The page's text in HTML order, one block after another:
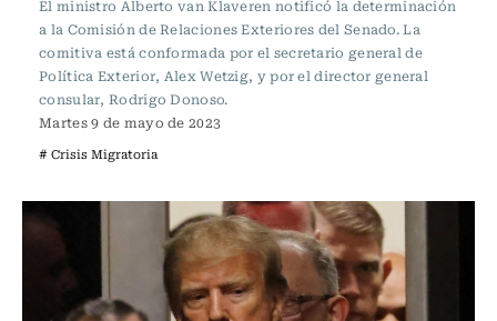
El ministro Alberto van Klaveren notificó la determinación
a la Comisión de Relaciones Exteriores del Senado. La
comitiva está conformada por el secretario general de
Política Exterior, Alex Wetzig, y por el director general
consular, Rodrigo Donoso.
Martes 9 de mayo de 2023
# Crisis Migratoria